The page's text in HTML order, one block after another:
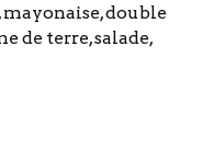
mayonaise, double
de terre, salade,